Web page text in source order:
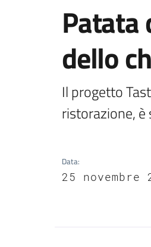
Patata
dello
Il progetto
ristorazione,
Data:
25 novembre